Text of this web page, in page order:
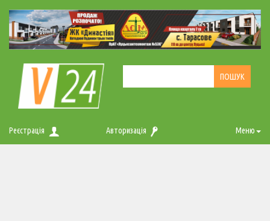
Реєстрація Авторизація Меню